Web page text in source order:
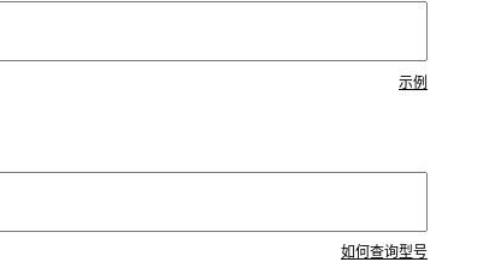
示例
如何查询型号